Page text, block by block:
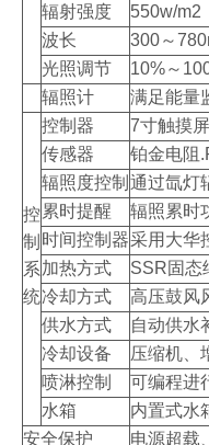
辐射强度
550w/m2
波长
300～
光照调节
10%～
辐照计
满足能量
控
制
系
统
控制器
7寸触摸
传感器
铂金电阻
辐照度控制 通过氙灯
累时提醒
辐照累时
时间控制器采用大华
加热方式
SSR固态
冷却方式
高压鼓风
供水方式
自动供水
冷却设备
压缩机、
喷淋控制
可编程进
水箱
内置式水
安全保护
电源超载